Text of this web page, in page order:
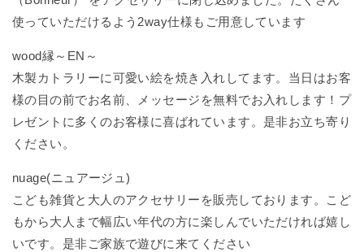
使っていただけるよう2way仕様もご用意しています
wood縁～EN～
木製カトラリーに可愛い絵を焼き入れしてます。当日はお客
様の目の前でお名前、メッセージを無料でお入れします！プ
レゼントに多くのお客様に喜ばれています。是非お立ち寄り
ください。
nuage(ニュアージュ)
こども雑貨と大人のアクセサリーを販売しております。こど
もから大人まで幅広い年代の方に楽しんでいただければ嬉し
いです。是非ご家族で遊びに来てください